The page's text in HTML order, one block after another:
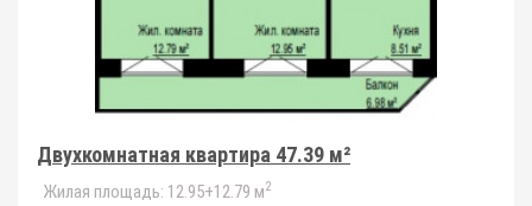
Двухкомнатная квартира 47.39 м²
Жилая площадь: 12.95+12.79 м2